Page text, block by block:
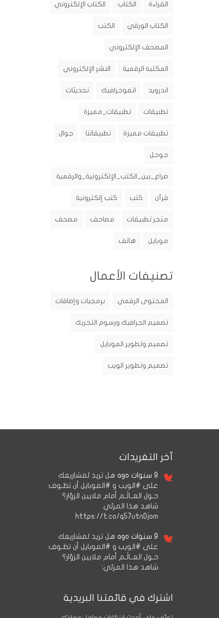
القراءة الكتاب الكتاب الإلكتروني
الكتاب الورقي الكتب
المصحف الإلكتروني
المكتبة الرقمية النشر الإلكتروني
اندرويد انفوجرافيك تحديثات
تطبيقات تطبيقات_مميزة
تطبيقات مميزة تطبيقاتنا جوال
جوجل
صراع_بين_الكتب_الإلكترونية_والرقمية
قرآن كتب كتب إلكترونية
متجر تطبيقات مصاحف مصحف
موبايل هاتف
تصنيفات الأعمال
المحتوى الرقمي برمجيات وإضافات
تصميم الجرافيك ورسوم التحريك
تصميم وتطوير الموبايل
تصميم وتطوير الويب
آخر التغريدات
9 سنوات ago
هل تريد لمشاريعك
على #الويب و #الموبايل أن تطـوف
حـول العــالَـم أمام ملايين الزوّار؟
شاهد هذا المرئي
https://t.co/q57utnDjom
9 سنوات ago
هل تريد لمشاريعك
على #الويب و #الموبايل أن تطـوف
حـول العــالَـم أمام ملايين الزوّار؟
شاهد هذا المرئي:
اشترك في قائمتنا البريدية